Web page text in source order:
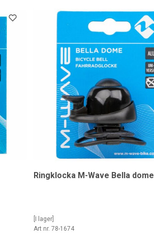
Ringklocka M-Wave Bella dome
[I lager]
Art nr. 78-1674